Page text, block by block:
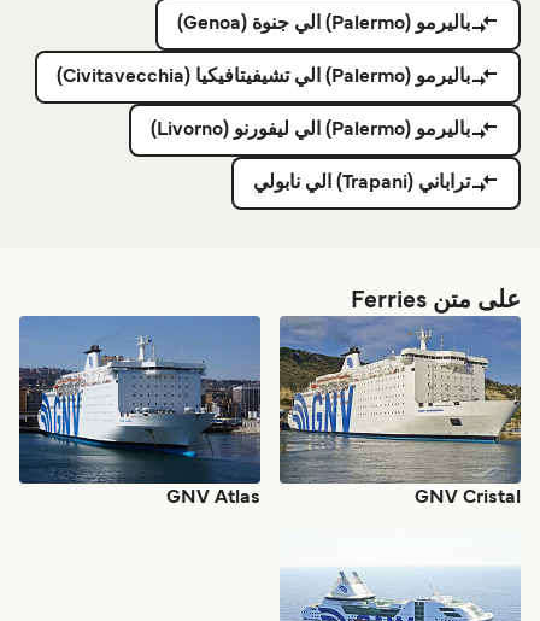
باليرمو (Palermo) الي جنوة (Genoa)
باليرمو (Palermo) الي تشيفيتافيكيا (Civitavecchia)
باليرمو (Palermo) الي ليفورنو (Livorno)
تراباني (Trapani) الي نابولي
على متن Ferries
GNV Cristal
GNV Atlas